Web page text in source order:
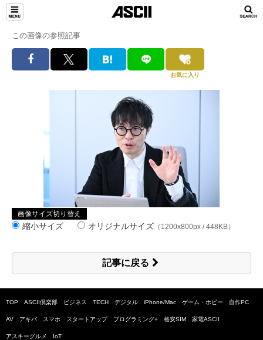
この画像の参照記事
お気に入り
画像サイズ切り替え
縮小サイズ オリジナルサイズ （1200x800px / 448KB）
記事に戻る
TOP ASCII倶楽部 ビジネス TECH デジタル iPhone/Mac ゲーム・ホビー 自作PC
AV アキバ スマホ スタートアップ プログラミング+ 格安SIM 家電ASCII
アスキーグルメ IoT